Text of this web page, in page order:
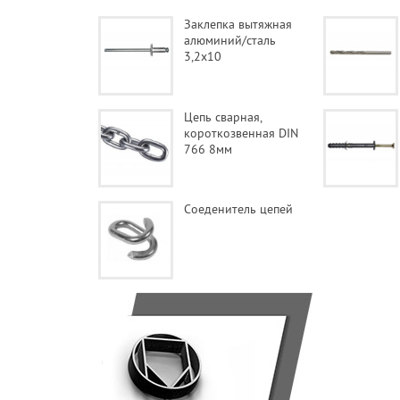
Заклепка вытяжная
алюминий/сталь
3,2x10
Цепь сварная,
короткозвенная DIN
766 8мм
Соеденитель цепей